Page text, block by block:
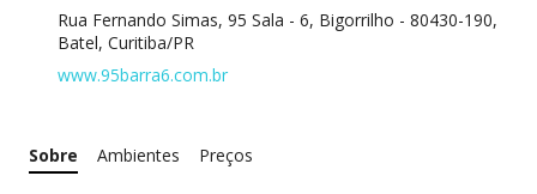
Rua Fernando Simas, 95 Sala - 6, Bigorrilho - 80430-190,
Batel, Curitiba/PR
www.95barra6.com.br
Sobre Ambientes Preços